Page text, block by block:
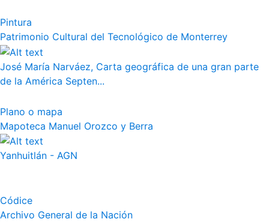
Pintura
Patrimonio Cultural del Tecnológico de Monterrey
José María Narváez, Carta geográfica de una gran parte
de la América Septen...
Plano o mapa
Mapoteca Manuel Orozco y Berra
Yanhuitlán - AGN
Códice
Archivo General de la Nación